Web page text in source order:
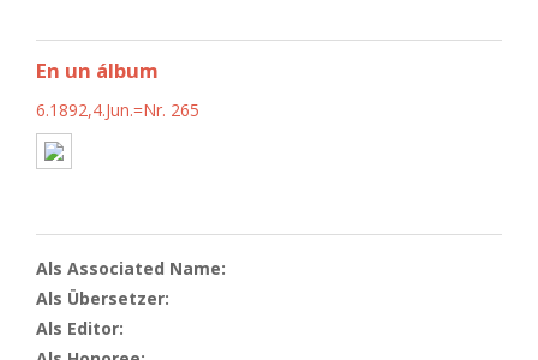
En un álbum
6.1892,4.Jun.=Nr. 265
Als Associated Name:
Als Übersetzer:
Als Editor: